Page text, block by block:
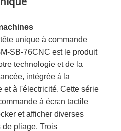
unique à commande
SB-76CNC est le produit
technologie et de la
intégrée à la
et à l'électricité. Cette série
à écran tactile
et afficher diverses
de pliage. Trois